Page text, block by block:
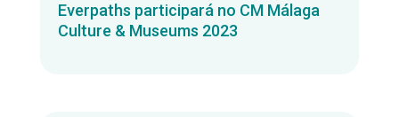
Everpaths participará no CM Málaga
Culture & Museums 2023